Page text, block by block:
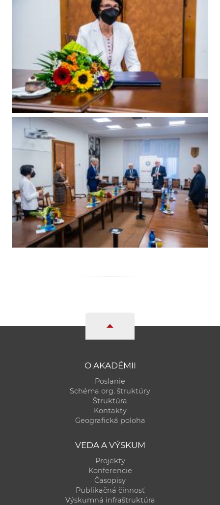
O AKADÉMII
Poslanie
Schéma org. štruktúry
Štruktúra
Kontakty
Geografická poloha
VEDA A VÝSKUM
Projekty
Konferencie
Časopisy
Publikačná činnosť
Výskumná infraštruktúra